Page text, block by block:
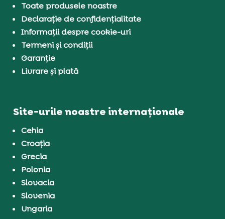
Toate produsele noastre
Declarație de confidențialitate
Informații despre cookie-uri
Termeni și condiții
Garanție
Livrare și plată
Site-urile noastre internaționale
Cehia
Croația
Grecia
Polonia
Slovacia
Slovenia
Ungaria